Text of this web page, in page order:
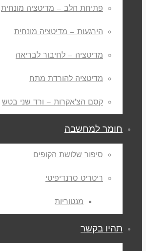
פתיחת הלב – מדיטציה מונחית
הירגעות – מדיטציה מונחית
מדיטציה – לחיבור לבריאה
מדיטציה להורדת מתח
קסם הצ'אקרות – ורד שני בטש
חומר למחשבה
סיפור שלושת הקופים
ריטריט סרנדיפיטי
מנטוריות
תהיו בקשר